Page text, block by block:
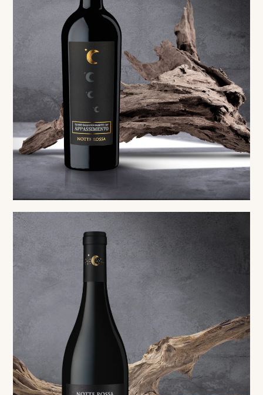
Red
Appassimento Rosso Salento IGP
Red